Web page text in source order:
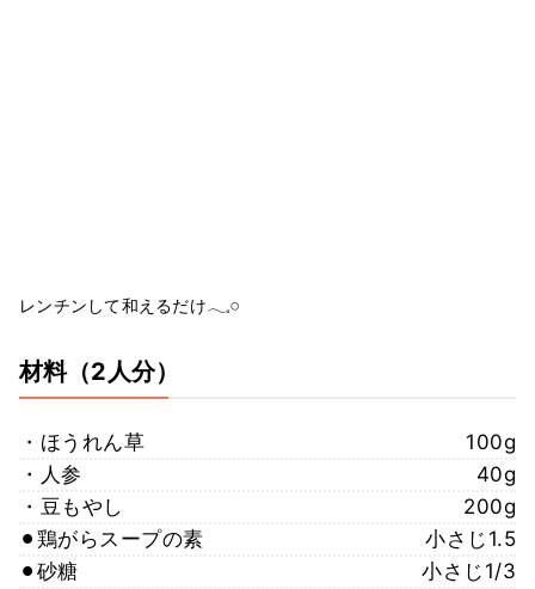
レンチンして和えるだけ𓂃𓈒𓏸
材料（2人分）
・ほうれん草
100g
・人参
40g
・豆もやし
200g
⚫︎鶏がらスープの素
小さじ1.5
⚫︎砂糖
小さじ1/3